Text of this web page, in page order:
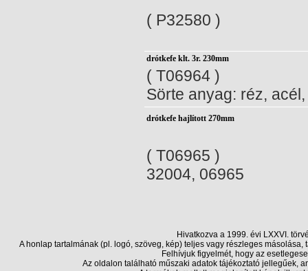
( P32580 )
drótkefe klt. 3r. 230mm
( T06964 )
Sörte anyag: réz,
drótkefe hajlított 270mm
( T06965 )
32004, 06965
Hivatkozva a 1999. évi LXXVI.
A honlap tartalmának (pl. logó, szöveg, kép) teljes vagy részleges
Felhívjuk figyelmét, hogy az
Az oldalon található műszaki adatok tájékoztató jellegűek,